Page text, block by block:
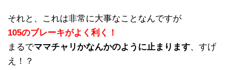
それと、これは非常に大事なことなんですが
105のブレーキがよく利く！
まるでママチャリかなんかのように止まります、すげ
え！？